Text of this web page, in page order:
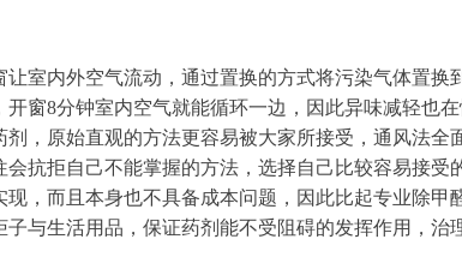
室内外空气流动，通过置换的方式将污染气体置换
窗8分钟室内空气就能循环一边，因此异味减轻也在
，原始直观的方法更容易被大家所接受，通风法全
抗拒自己不能掌握的方法，选择自己比较容易接受
，而且本身也不具备成本问题，因此比起专业除甲
与生活用品，保证药剂能不受阻碍的发挥作用，治